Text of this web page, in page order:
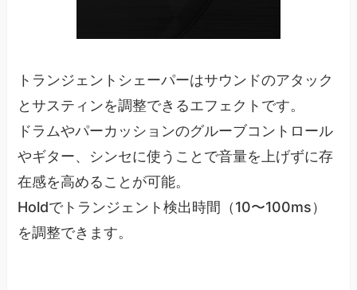
トランジェントシェーパーはサウンドのアタック
とサスティンを調整できるエフェクトです。
ドラムやパーカッションのグルーブコントロール
やギター、シンセに使うことで音量を上げずに存
在感を高めることが可能。
Holdでトランジェント検出時間（10〜100ms）
を調整できます。